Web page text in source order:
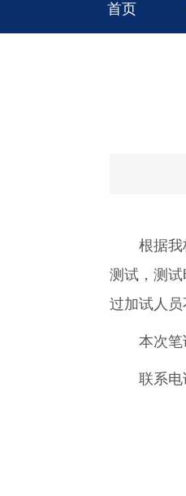
首页
根据我校
测试，测
过加试人员
本次笔试
联系电话